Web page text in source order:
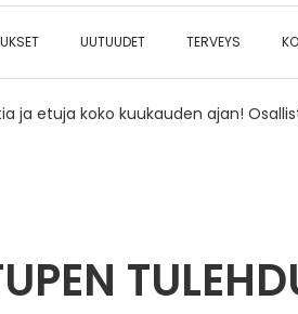
UUTUUDET TERVEYS
ja etuja koko kuukauden ajan!